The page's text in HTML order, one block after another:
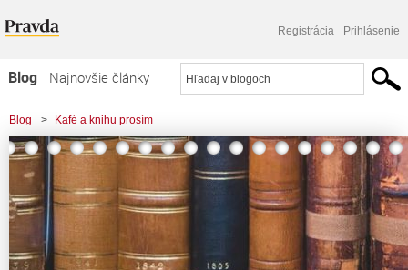
Registrácia Prihlásenie
Blog
Najnovšie články
Najčítanejšie články
Najkomentovanejšie články
Zoznam blogov
Komerčné blogy
Blog > Kafé a knihu prosím